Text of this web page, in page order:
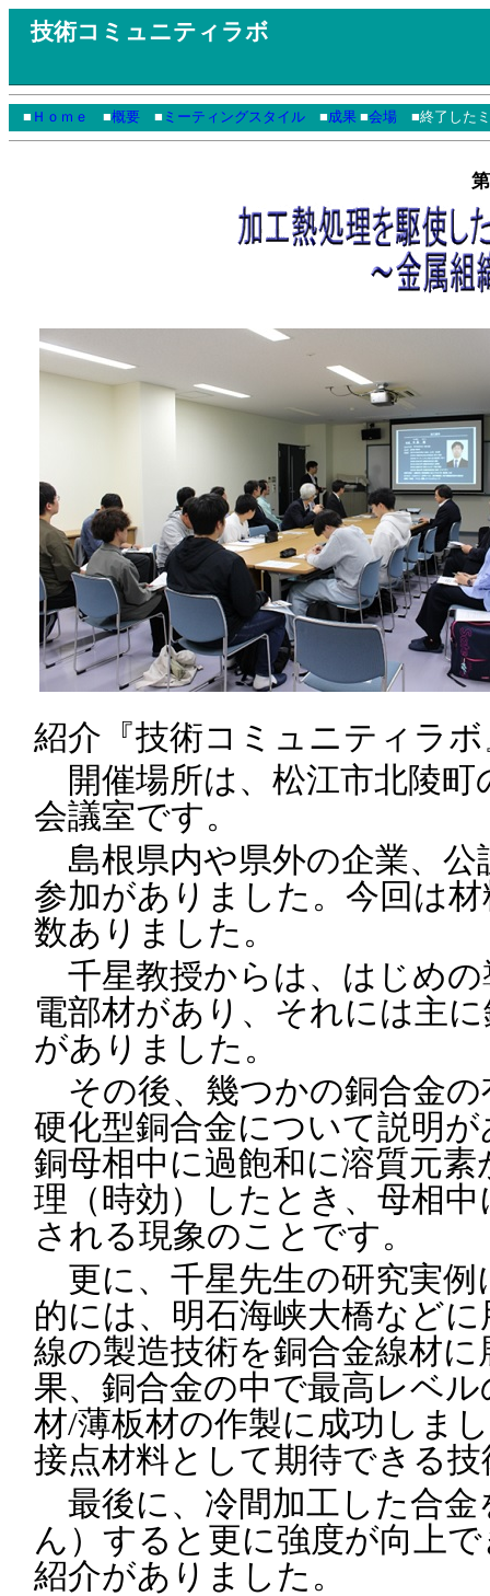
技術コミュニティラボ
■ Ｈｏｍｅ ■概要 ■ ミーティングスタイル ■成果 ■会場 ■終了した
紹介『技術コミュニティラ
開催場所は、松江市北陵町
会議室です。
島根県内や県外の企業、公
参加がありました。今回は
数ありました。
千星教授からは、はじめの
電部材があり、それには主
がありました。
その後、幾つかの銅合金の
硬化型銅合金について説明
銅母相中に過飽和に溶質元
理（時効）したとき、母相
される現象のことです。
更に、千星先生の研究実例
的には、明石海峡大橋など
線の製造技術を銅合金線材
果、銅合金の中で最高レベ
材/薄板材の作製に成功しま
接点材料として期待できる
最後に、冷間加工した合金
ん）すると更に強度が向上
紹介がありました。